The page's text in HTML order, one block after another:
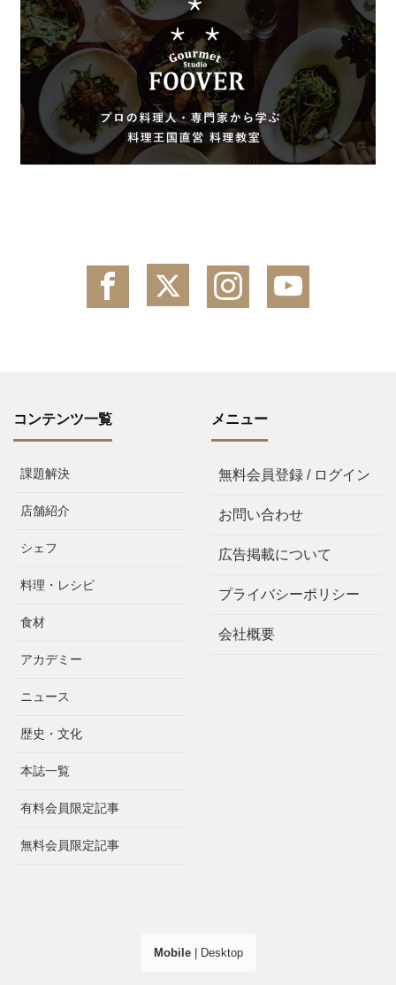
コンテンツ一覧
課題解決
店舗紹介
シェフ
料理・レシピ
食材
アカデミー
ニュース
歴史・文化
本誌一覧
有料会員限定記事
無料会員限定記事
メニュー
無料会員登録 / ログイン
お問い合わせ
広告掲載について
プライバシーポリシー
会社概要
Mobile| Desktop